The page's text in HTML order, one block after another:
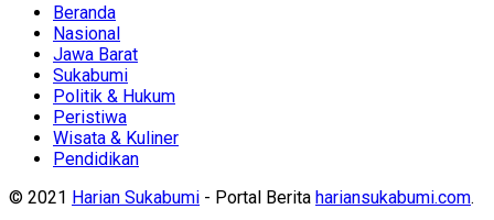
Beranda
Nasional
Jawa Barat
Sukabumi
Politik & Hukum
Peristiwa
Wisata & Kuliner
Pendidikan
© 2021 Harian Sukabumi - Portal Berita hariansukabumi.com.